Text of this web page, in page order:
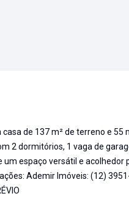
de 137 m² de terreno e
2 dormitórios, 1 vaga de
espaço versátil e acolhedor
Ademir Imóveis: (12)